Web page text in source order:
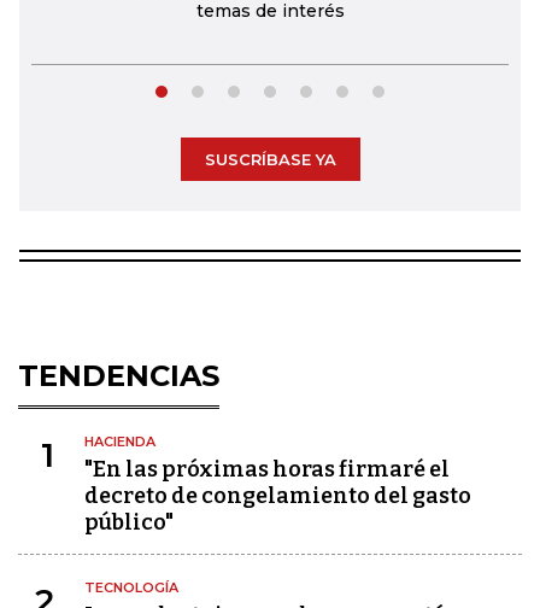
temas de interés
SUSCRÍBASE YA
TENDENCIAS
1 HACIENDA
"En las próximas horas firmaré el
decreto de congelamiento del gasto
público"
TECNOLOGÍA